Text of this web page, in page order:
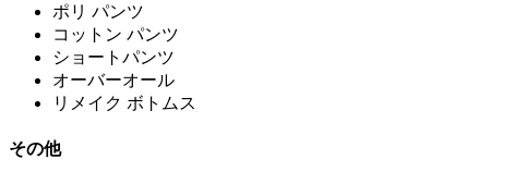
ポリ パンツ
コットン パンツ
ショートパンツ
オーバーオール
リメイク ボトムス
その他